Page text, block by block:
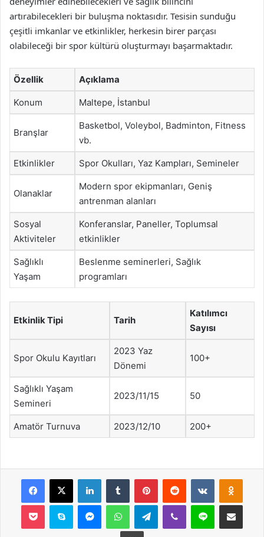
artırabilecekleri bir buluşma noktasıdır. Tesisin sunduğu
çeşitli imkanlar ve etkinlikler, herkesin birer parçası
olabileceği bir spor kültürü oluşturmayı başarmaktadır.
Özellik Açıklama
Konum Maltepe, İstanbul
Branşlar
Basketbol, Voleybol, Badminton, Fitness
vb.
Etkinlikler Spor Okulları, Yaz Kampları, Semineler
Olanaklar
Modern spor ekipmanları, Geniş
antrenman alanları
Sosyal
Aktiviteler
Konferanslar, Paneller, Toplumsal
etkinlikler
Sağlıklı
Yaşam
Beslenme seminerleri, Sağlık
programları
Etkinlik Tipi Tarih
Katılımcı
Sayısı
Spor Okulu Kayıtları
2023 Yaz
Dönemi
100+
Sağlıklı Yaşam
Semineri
2023/11/15 50
Amatör Turnuva 2023/12/10 200+
Facebook
X LinkedInTumblr PinterestReddit VKontakte
Pocket Skype MessengerWhatsAppTelegramViber Line E-Posta ile
Yazdır